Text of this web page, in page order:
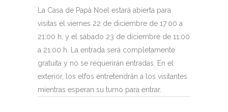
La Casa de Papá Noel estará abierta para
visitas el viernes 22 de diciembre de 17:00 a
21:00 h, y el sábado 23 de diciembre de 11:00
a 21:00 h. La entrada será completamente
gratuita y no se requerirán entradas. En el
exterior, los elfos entretendrán a los visitantes
mientras esperan su turno para entrar.